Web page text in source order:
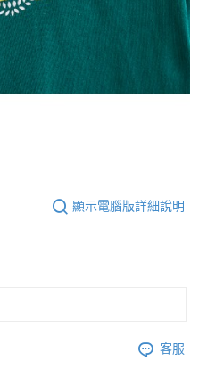
顯示電腦版詳細說明
客服